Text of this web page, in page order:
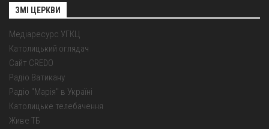
ЗМІ ЦЕРКВИ
Медіаресурс УГКЦ
Католицький оглядач
Сайт CREDO
Радіо Ватикану
Радіо "Марія" в Україні
Католицьке телебачення
Живе ТБ